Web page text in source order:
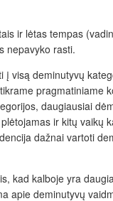
ir lėtas tempas
nepavyko rasti.
visą deminutyvų
pragmatiniame
daugiausiai
ir kitų vaikų
dažnai vartoti
kad kalboje yra
apie deminutyvų